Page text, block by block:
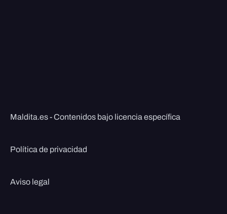
Maldita.es - Contenidos bajo licencia específica
Política de privacidad
Aviso legal